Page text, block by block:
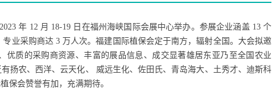
2023 年 12 月 18-19 日在福州海峡国际会展中心举办。参展企业涵盖 13 个
专业采购商达 3 万人次。福建国际植保会定于南方，辐射全国。大会拟邀
质的采购商资源、丰富的展品信息、成交显著雄居东亚乃至全国农业
扬农、西洋、云天化、
威远生化、佐田氏、青岛海大、土秀才、迪斯科
保会赞誉有加，充满期待。